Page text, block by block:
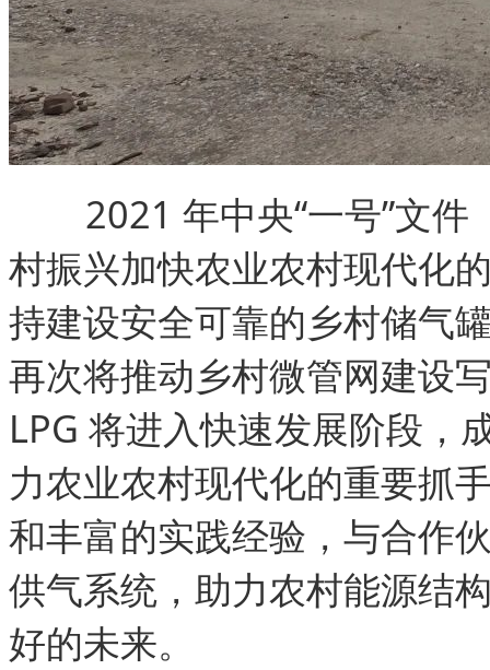
2021 年中央“一号”文
村振兴加快农业农村现代化
持建设安全可靠的乡村储气
再次将推动乡村微管网建设
LPG 将进入快速发展阶段，
力农业农村现代化的重要抓
和丰富的实践经验，与合作
供气系统，助力农村能源结
好的未来。